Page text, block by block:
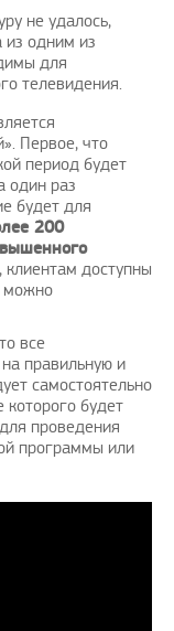
не удалось,
из одним из
для
телевидения.
Первое, что
период будет
один раз
будет для
200
клиентам доступны
можно
все
правильную и
самостоятельно
которого будет
проведения
программы или